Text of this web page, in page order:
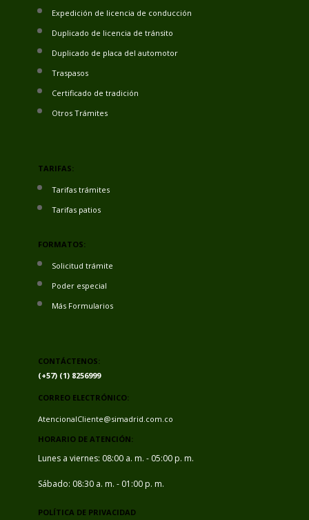
Expedición de licencia de conducción
Duplicado de licencia de tránsito
Duplicado de placa del automotor
Traspasos
Certificado de tradición
Otros Trámites
TARIFAS:
Tarifas trámites
Tarifas patios
FORMATOS:
Solicitud trámite
Poder especial
Más Formularios
CONTÁCTENOS:
(+57) (1) 8256999
CORREO ELECTRÓNICO:
AtencionalCliente@simadrid.com.co
HORARIO DE ATENCIÓN:
Lunes a viernes: 08:00 a. m. - 05:00 p. m.
Sábado: 08:30 a. m. - 01:00 p. m.
POLÍTICA DE PRIVACIDAD